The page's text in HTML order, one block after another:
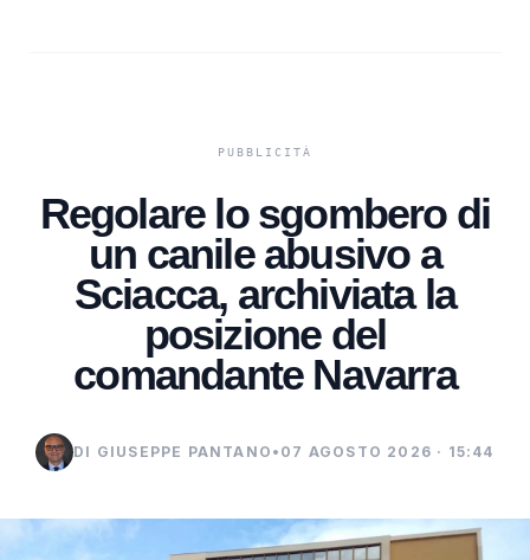
Regolare lo sgombero di
un canile abusivo a
Sciacca, archiviata la
posizione del
comandante Navarra
DI GIUSEPPE PANTANO • 07 AGOSTO 2026 · 15:44